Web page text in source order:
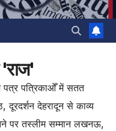
पत्र पत्रिकाओँ में सतत
दूरदर्शन देहरादून से काव्य
पर तस्लीम सम्मान लखनऊ,